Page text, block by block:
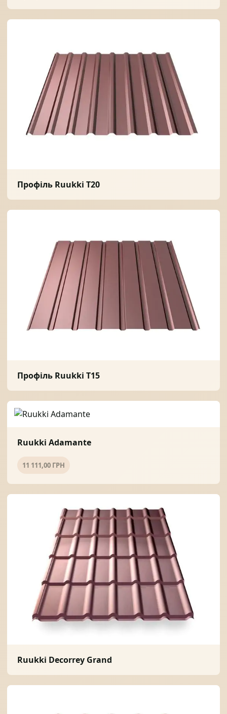
Профіль Ruukki Т20
Профіль Ruukki T15
Ruukki Adamante
11 111,00 ГРН
Ruukki Decorrey Grand